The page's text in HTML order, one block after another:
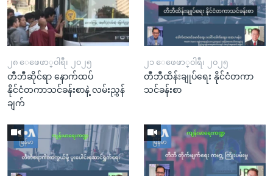
၂၈ ေဖေဖာ္၀ါရီ၊ ၂၀၂၅
တီဘီဆိုင်ရာ နောက်ထပ်
နိုင်ငံတကာသင်ခန်းစာနဲ့ လမ်းညွှန်
ချက်
၂၁ ေဖေဖာ္၀ါရီ၊ ၂၀၂၅
တီဘီထိန်းချုပ်ရေး နိုင်ငံတကာ
သင်ခန်းစာ